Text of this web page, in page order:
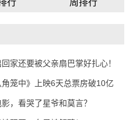
行 周排行
家还要被父亲扇巴掌好扎心！
笼中》上映6天总票房破10亿
，看哭了星爷和莫言？